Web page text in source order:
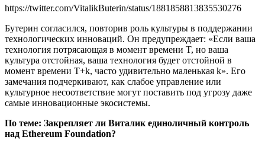
https://twitter.com/VitalikButerin/status/1881858813835530276
Бутерин согласился, повторив роль культуры в поддержании
технологических инноваций. Он предупреждает: «Если ваша
технология потрясающая в момент времени T, но ваша
культура отстойная, ваша технология будет отстойной в
момент времени T+k, часто удивительно маленькая k». Его
замечания подчеркивают, как слабое управление или
культурное несоответствие могут поставить под угрозу даже
самые инновационные экосистемы.
По теме: Закрепляет ли Виталик единоличный контроль
над Ethereum Foundation?